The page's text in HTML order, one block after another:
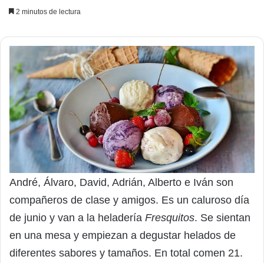
2 minutos de lectura
André, Álvaro, David, Adrián, Alberto e Iván son
compañeros de clase y amigos. Es un caluroso día
de junio y van a la heladería Fresquitos. Se sientan
en una mesa y empiezan a degustar helados de
diferentes sabores y tamaños. En total comen 21.